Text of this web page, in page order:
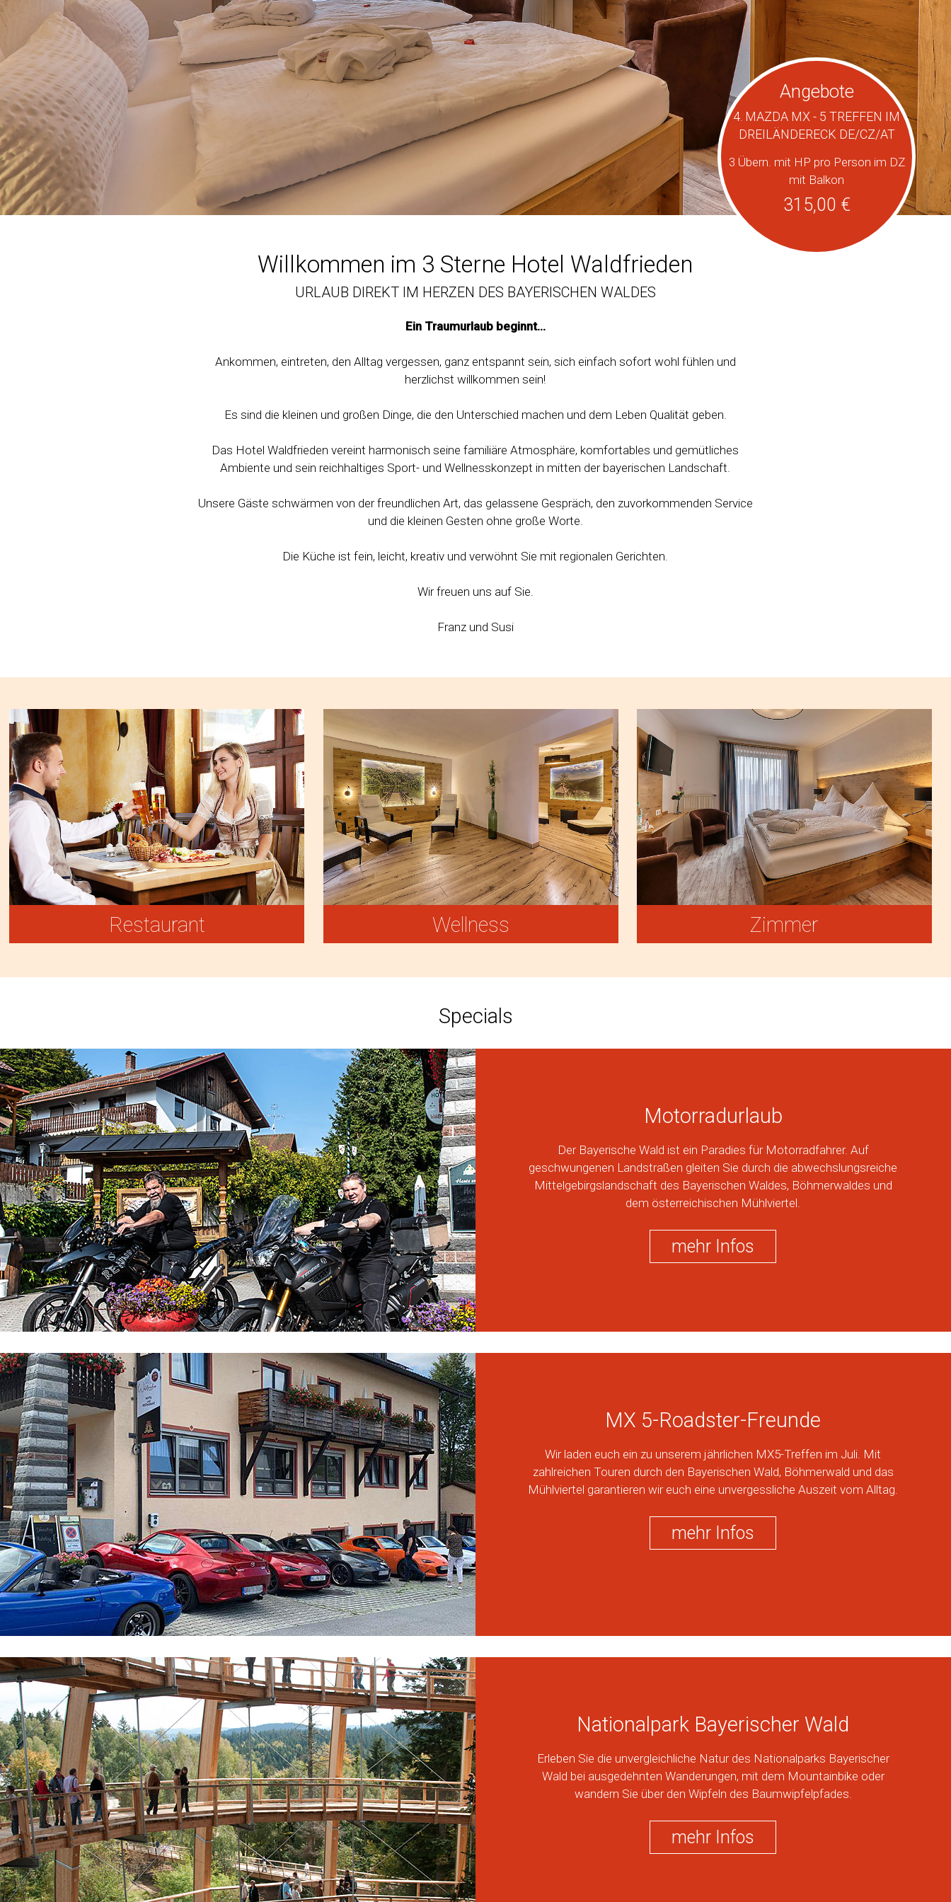
Angebote
4. MAZDA MX - 5 TREFFEN IM
DREILÄNDERECK DE/CZ/AT
3 Übern. mit HP pro Person im DZ
mit Balkon
315,00 €
Willkommen im 3 Sterne Hotel Waldfrieden
URLAUB DIREKT IM HERZEN DES BAYERISCHEN WALDES
Ein Traumurlaub beginnt…
Ankommen, eintreten, den Alltag vergessen, ganz entspannt sein, sich einfach sofort wohl fühlen und
herzlichst willkommen sein!
Es sind die kleinen und großen Dinge, die den Unterschied machen und dem Leben Qualität geben.
Das Hotel Waldfrieden vereint harmonisch seine familiäre Atmosphäre, komfortables und gemütliches
Ambiente und sein reichhaltiges Sport- und Wellnesskonzept in mitten der bayerischen Landschaft.
Unsere Gäste schwärmen von der freundlichen Art, das gelassene Gespräch, den zuvorkommenden Service
und die kleinen Gesten ohne große Worte.
Die Küche ist fein, leicht, kreativ und verwöhnt Sie mit regionalen Gerichten.
Wir freuen uns auf Sie.
Franz und Susi
Restaurant Wellness Zimmer
Specials
Motorradurlaub
Der Bayerische Wald ist ein Paradies für Motorradfahrer. Auf
geschwungenen Landstraßen gleiten Sie durch die abwechslungsreiche
Mittelgebirgslandschaft des Bayerischen Waldes, Böhmerwaldes und
dem österreichischen Mühlviertel.
mehr Infos
MX 5-Roadster-Freunde
Wir laden euch ein zu unserem jährlichen MX5-Treffen im Juli. Mit
zahlreichen Touren durch den Bayerischen Wald, Böhmerwald und das
Mühlviertel garantieren wir euch eine unvergessliche Auszeit vom Alltag.
mehr Infos
Nationalpark Bayerischer Wald
Erleben Sie die unvergleichliche Natur des Nationalparks Bayerischer
Wald bei ausgedehnten Wanderungen, mit dem Mountainbike oder
wandern Sie über den Wipfeln des Baumwipfelpfades.
mehr Infos